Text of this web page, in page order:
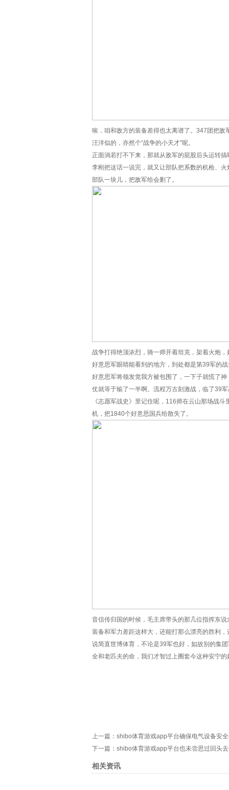
唉，咱和敌方的装备差得也太离谱了。347团把
汪洋似的，亦然个“战争的小天才”呢。
正面淌若打不下来，那就从敌军的屁股后头运转搞
李刚把这话一说完，就又让部队把系数的机枪、
部队一块儿，把敌军给会剿了。
战争打得绝顶浓烈，骑一师开着坦克，架着火炮
好意思军眼睛能看到的地方，到处都是第39军的
好意思军将领发觉我方被包围了，一下子就慌了
仗就等于输了一半啊。流程万古刻激战，临了39
《志愿军战史》里记住呢，116师在云山那场战
机，把1840个好意思国兵给散失了。
音信传归国的时候，毛主席带头的那几位指挥东
装备和军力差距这样大，还能打那么漂亮的胜利
说简直世博体育，不论是39军也好，如故别的集
全和老匹夫的命，我们才智过上圈套今这种安宁
上一篇： shibo体育游戏app平台确保电气设备安
下一篇： shibo体育游戏app平台也未尝思过回头
相关资讯